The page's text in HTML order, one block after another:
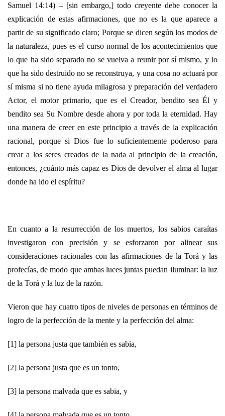
Samuel 14:14) – [sin embargo,] todo creyente debe conocer la
explicación de estas afirmaciones, que no es la que aparece a
partir de su significado claro; Porque se dicen según los modos de
la naturaleza, pues es el curso normal de los acontecimientos que
lo que ha sido separado no se vuelva a reunir por sí mismo, y lo
que ha sido destruido no se reconstruya, y una cosa no actuará por
sí misma si no tiene ayuda milagrosa y preparación del verdadero
Actor, el motor primario, que es el Creador, bendito sea Él y
bendito sea Su Nombre desde ahora y por toda la eternidad. Hay
una manera de creer en este principio a través de la explicación
racional, porque si Dios fue lo suficientemente poderoso para
crear a los seres creados de la nada al principio de la creación,
entonces, ¿cuánto más capaz es Dios de devolver el alma al lugar
donde ha ido el espíritu?
En cuanto a la resurrección de los muertos, los sabios caraítas
investigaron con precisión y se esforzaron por alinear sus
consideraciones racionales con las afirmaciones de la Torá y las
profecías, de modo que ambas luces juntas puedan iluminar: la luz
de la Torá y la luz de la razón.
Vieron que hay cuatro tipos de niveles de personas en términos de
logro de la perfección de la mente y la perfección del alma:
[1] la persona justa que también es sabia,
[2] la persona justa que es un tonto,
[3] la persona malvada que es sabia, y